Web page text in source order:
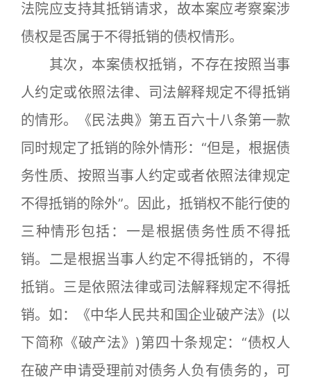
法院应支持其抵销请求，故本案应考察案涉
债权是否属于不得抵销的债权情形。
其次，本案债权抵销，不存在按照当事
人约定或依照法律、司法解释规定不得抵销
的情形。《民法典》第五百六十八条第一款
同时规定了抵销的除外情形：“但是，根据债
务性质、按照当事人约定或者依照法律规定
不得抵销的除外”。因此，抵销权不能行使的
三种情形包括：一是根据债务性质不得抵
销。二是根据当事人约定不得抵销的，不得
抵销。三是依照法律或司法解释规定不得抵
销。如：《中华人民共和国企业破产法》(以
下简称《破产法》)第四十条规定：“债权人
在破产申请受理前对债务人负有债务的，可